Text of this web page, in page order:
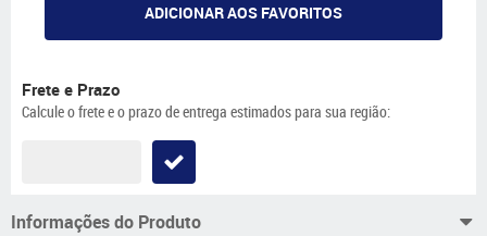
ADICIONAR AOS FAVORITOS
Frete e Prazo
Calcule o frete e o prazo de entrega estimados para sua região:
Informações do Produto